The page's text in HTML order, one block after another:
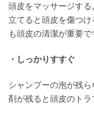
頭皮をマッサージする
立てると頭皮を傷つ
も頭皮の清潔が重要で
・しっかりすすぐ
シャンプーの泡が残ら
剤が残ると頭皮のトラ